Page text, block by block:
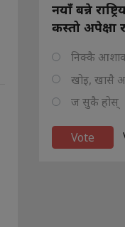
नयाँ बन्ने
कस्तो अपेक्षा
निक्कै
खोइ, खासै
ज सुकै होस्